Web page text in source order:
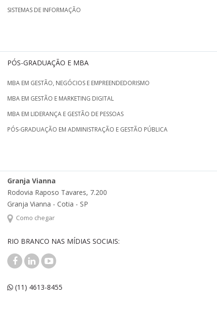
SISTEMAS DE INFORMAÇÃO
PÓS-GRADUAÇÃO E MBA
MBA EM GESTÃO, NEGÓCIOS E EMPREENDEDORISMO
MBA EM GESTÃO E MARKETING DIGITAL
MBA EM LIDERANÇA E GESTÃO DE PESSOAS
PÓS-GRADUAÇÃO EM ADMINISTRAÇÃO E GESTÃO PÚBLICA
Granja Vianna
Rodovia Raposo Tavares, 7.200
Granja Vianna - Cotia - SP
Como chegar
RIO BRANCO NAS MÍDIAS SOCIAIS:
(11) 4613-8455